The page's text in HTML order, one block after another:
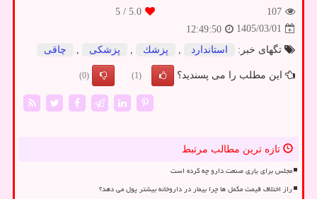
107
5.0
/ 5
1405/03/01
12:49:50
تگهای خبر:
استاندارد پزشك پزشكی چاقی
این مطلب را می پسندید؟ (1)
(0)
تازه ترین مطالب مرتبط
مجلس برای یاری صنعت دارو چه کرده است
راز اختلاف قیمت مکمل ها چرا بیمار در داروخانه بیشتر پول می دهد؟